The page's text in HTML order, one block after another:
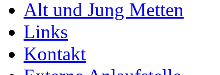
Alt und Jung Metten
Links
Kontakt